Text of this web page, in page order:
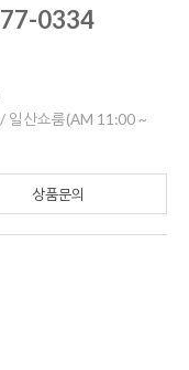
0334
일산쇼룸(AM 11:00 ~
상품문의